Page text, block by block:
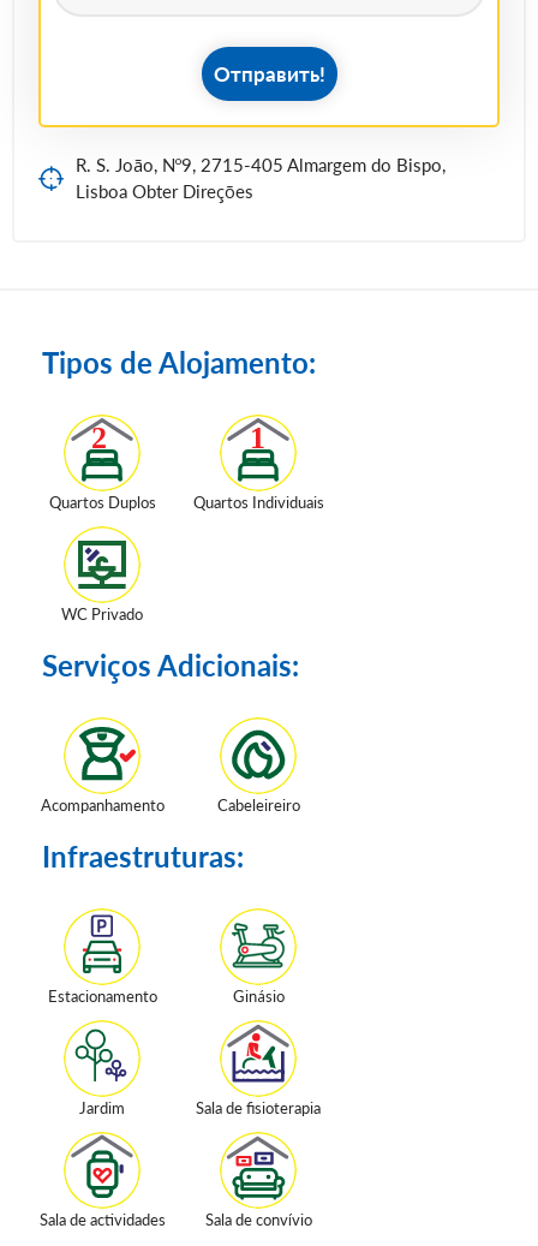
Отправить!
R. S. João, Nº9, 2715-405 Almargem do Bispo,
Lisboa Obter Direções
Tipos de Alojamento:
Quartos Duplos Quartos Individuais
WC Privado
Serviços Adicionais:
Acompanhamento Cabeleireiro
Infraestruturas:
Estacionamento Ginásio
Jardim Sala de fisioterapia
Sala de actividades Sala de convívio